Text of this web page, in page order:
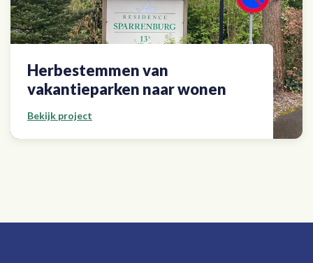
Herbestemmen van
vakantieparken naar wonen
Bekijk project